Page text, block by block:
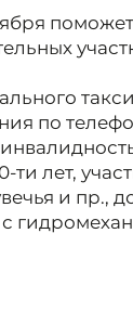
по
лет,
и пр.,
с